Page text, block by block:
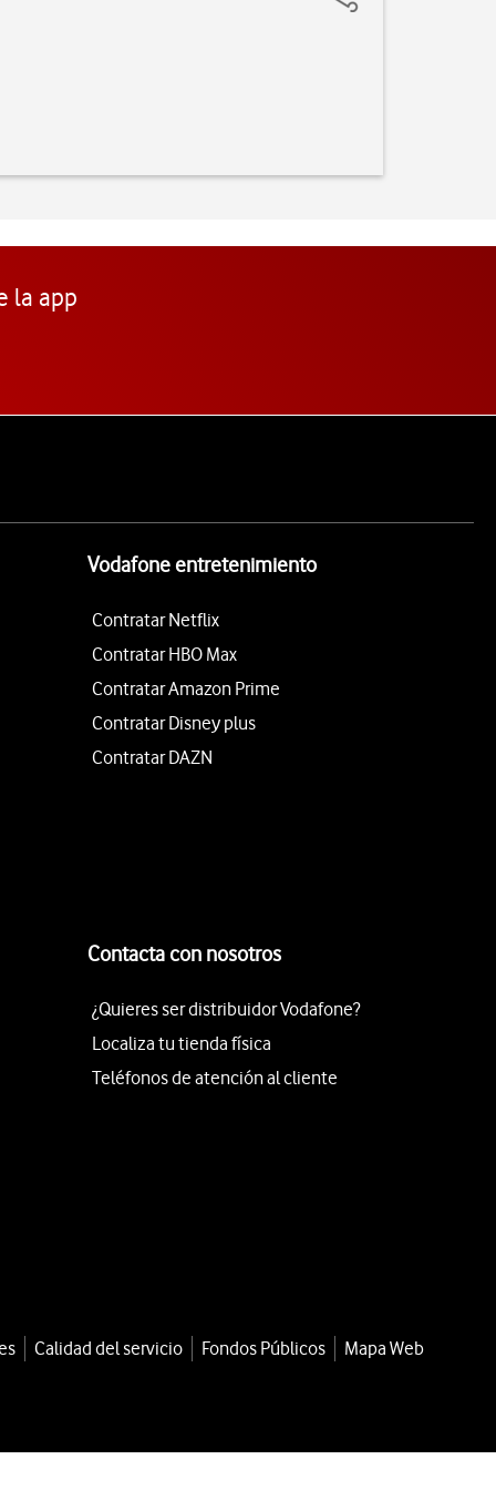
la app
Vodafone entretenimiento
Contratar Netflix
Contratar HBO Max
Contratar Amazon Prime
Contratar Disney plus
Contratar DAZN
Contacta con nosotros
¿Quieres ser distribuidor Vodafone?
Localiza tu tienda física
Teléfonos de atención al cliente
Calidad del servicio Fondos Públicos
Mapa Web